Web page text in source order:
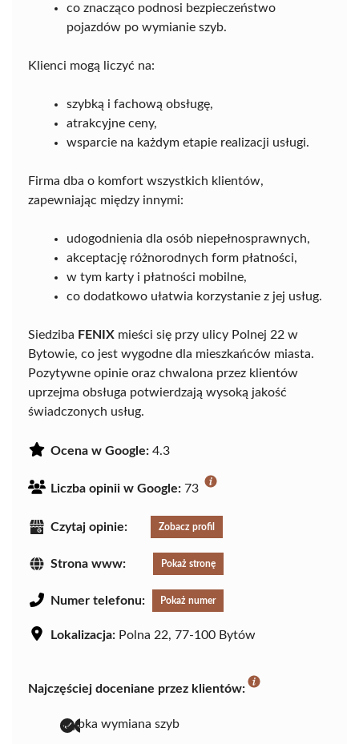
co znacząco podnosi bezpieczeństwo
pojazdów po wymianie szyb.
Klienci mogą liczyć na:
szybką i fachową obsługę,
atrakcyjne ceny,
wsparcie na każdym etapie realizacji usługi.
Firma dba o komfort wszystkich klientów,
zapewniając między innymi:
udogodnienia dla osób niepełnosprawnych,
akceptację różnorodnych form płatności,
w tym karty i płatności mobilne,
co dodatkowo ułatwia korzystanie z jej usług.
Siedziba FENIX mieści się przy ulicy Polnej 22 w
Bytowie, co jest wygodne dla mieszkańców miasta.
Pozytywne opinie oraz chwalona przez klientów
uprzejma obsługa potwierdzają wysoką jakość
świadczonych usług.
Ocena w Google: 4.3
Liczba opinii w Google: 73
Czytaj opinie: Zobacz profil
Strona www: Pokaż stronę
Numer telefonu: Pokaż numer
Lokalizacja: Polna 22, 77-100 Bytów
Najczęściej doceniane przez klientów:
szybka wymiana szyb